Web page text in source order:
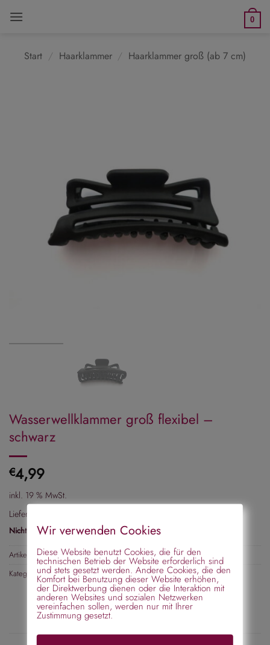
Inhalt
0
Start / Haarklammer / Haarklammer groß (ab 7 cm)
Wasserwellklammer groß flexibel –
schwarz
€4,99
inkl. 19 % MwSt.
Lieferzeit:
Nicht vorrätig
Artikelnummer: 199369
Kategorien:Haarklammer,Haarklammer groß (ab 7 cm)
Wir verwenden Cookies
Diese Website benutzt Cookies, die für den
technischen Betrieb der Website erforderlich sind
und stets gesetzt werden. Andere Cookies, die den
Komfort bei Benutzung dieser Website erhöhen,
der Direktwerbung dienen oder die Interaktion mit
anderen Websites und sozialen Netzwerken
vereinfachen sollen, werden nur mit Ihrer
Zustimmung gesetzt.